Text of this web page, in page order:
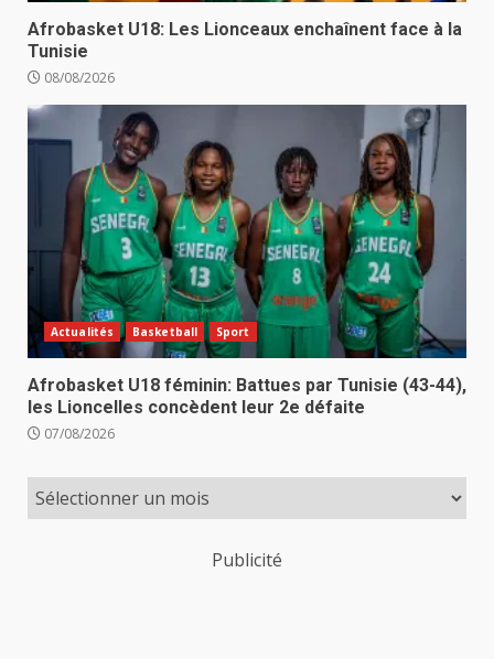
Afrobasket U18: Les Lionceaux enchaînent face à la
Tunisie
08/08/2026
Actualités Basketball Sport
Afrobasket U18 féminin: Battues par Tunisie (43-44),
les Lioncelles concèdent leur 2e défaite
07/08/2026
Publicité